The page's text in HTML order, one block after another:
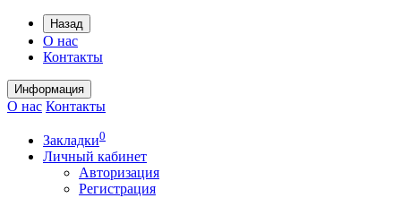
Назад
О нас
Контакты
Информация
О нас Контакты
Закладки0
Личный кабинет
Авторизация
Регистрация